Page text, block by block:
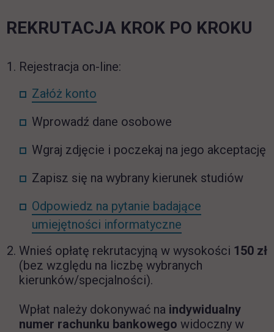
REKRUTACJA KROK PO KROKU
Rejestracja on-line:
Załóż konto
Wprowadź dane osobowe
Wgraj zdjęcie i poczekaj na jego akceptację
Zapisz się na wybrany kierunek studiów
Odpowiedz na pytanie badające
umiejętności informatyczne
Wnieś opłatę rekrutacyjną w wysokości 150 zł
(bez względu na liczbę wybranych
kierunków/specjalności).
Wpłat należy dokonywać na indywidualny
numer rachunku bankowego widoczny w